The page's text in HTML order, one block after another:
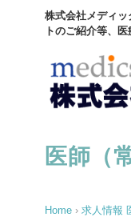
株式会社メディ
トのご紹介等、
医師（
Home › 求人情報